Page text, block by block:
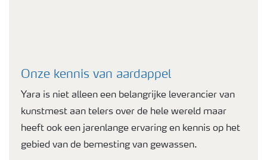
Onze kennis van aardappel
Yara is niet alleen een belangrijke leverancier van
kunstmest aan telers over de hele wereld maar
heeft ook een jarenlange ervaring en kennis op het
gebied van de bemesting van gewassen.